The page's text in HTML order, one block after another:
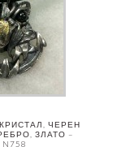
ЧЕРЕН
ЗЛАТО –